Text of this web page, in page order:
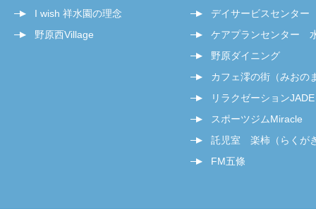
I wish 祥水園の理念
野原西Village
デイサービスセンタ
ケアプランセンター
野原ダイニング
カフェ澪の街（みおの
リラクゼーションJADE
スポーツジムMiracle
託児室 楽柿（らくが
FM五條